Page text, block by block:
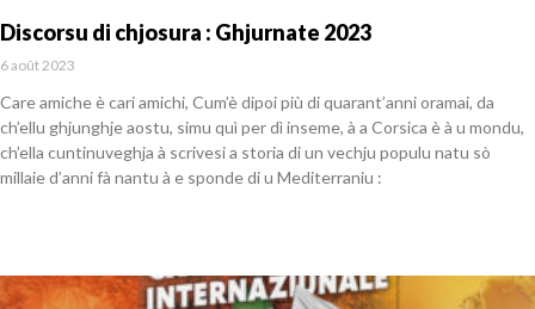
Discorsu di chjosura : Ghjurnate 2023
6 août 2023
Care amiche è cari amichi, Cum’è dipoi più di quarant’anni oramai, da
ch’ellu ghjunghje aostu, simu quì per dì inseme, à a Corsica è à u mondu,
ch’ella cuntinuveghja à scrivesi a storia di un vechju populu natu sò
millaie d’anni fà nantu à e sponde di u Mediterraniu :